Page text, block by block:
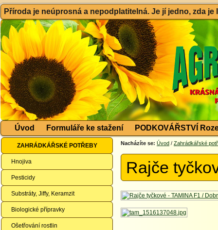
Příroda je neúprosná a nepodplatitelná. Je jí jedno, zda
Úvod Formuláře ke stažení PODKOVÁŘSTVÍ
ZAHRÁDKÁŘSKÉ POTŘEBY
Hnojiva
Pesticidy
Substráty, Jiffy, Keramzit
Biologické přípravky
Ošetřování rostlin
Nacházíte se: Úvod / Zahrádkářské
Rajče